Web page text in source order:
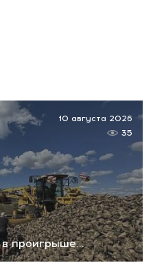
проигрыше...
10 августа 2026
35